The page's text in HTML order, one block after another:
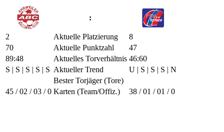
:
2 Aktuelle Platzierung
8
70
Aktuelle Punktzahl
47
89:48
Aktuelles Torverhältnis 46:60
S | S | S | S | S Aktueller Trend
U | S | S | S | N
Bester Torjäger (Tore)
45 / 02 / 03 / 0 Karten (Team/Offiz.) 38 / 01 / 01 / 0